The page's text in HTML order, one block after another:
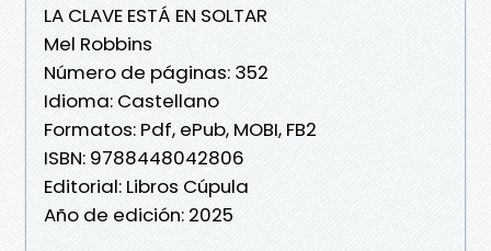
LA CLAVE ESTÁ EN SOLTAR
Mel Robbins
Número de páginas: 352
Idioma: Castellano
Formatos: Pdf, ePub, MOBI, FB2
ISBN: 9788448042806
Editorial: Libros Cúpula
Año de edición: 2025